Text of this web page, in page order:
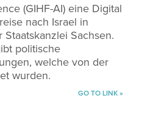
(GIHF-AI) eine Digital
nach Israel in
Sachsen.
politische
welche von der
wurden.
GO TO LINK »